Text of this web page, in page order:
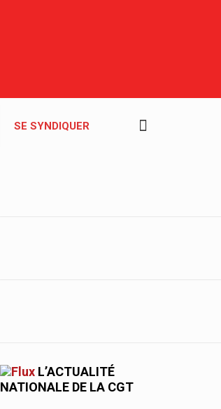
SE SYNDIQUER
L’ACTUALITÉ
NATIONALE DE LA CGT